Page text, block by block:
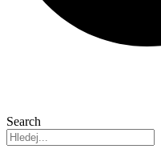
Search